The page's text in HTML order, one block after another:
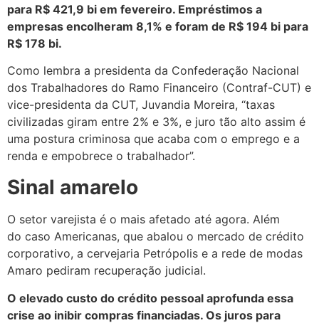
para R$ 421,9 bi em fevereiro. Empréstimos a
empresas encolheram 8,1% e foram de R$ 194 bi para
R$ 178 bi.
Como lembra a presidenta da Confederação Nacional
dos Trabalhadores do Ramo Financeiro (Contraf-CUT) e
vice-presidenta da CUT, Juvandia Moreira, “taxas
civilizadas giram entre 2% e 3%, e juro tão alto assim é
uma postura criminosa que acaba com o emprego e a
renda e empobrece o trabalhador”.
Sinal amarelo
O setor varejista é o mais afetado até agora. Além
do caso Americanas, que abalou o mercado de crédito
corporativo, a cervejaria Petrópolis e a rede de modas
Amaro pediram recuperação judicial.
O elevado custo do crédito pessoal aprofunda essa
crise ao inibir compras financiadas. Os juros para